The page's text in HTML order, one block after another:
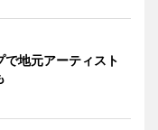
地元アーティスト